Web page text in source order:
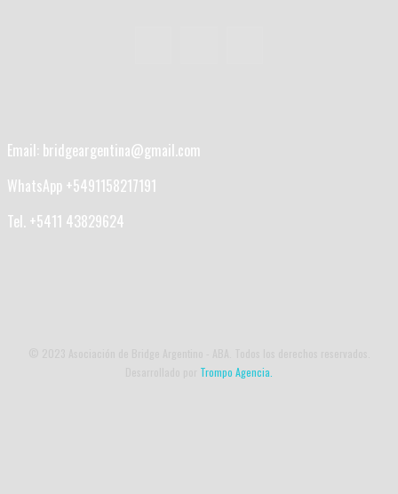
Email: bridgeargentina@gmail.com
WhatsApp +5491158217191
Tel. +5411 43829624
Trompo Agencia.